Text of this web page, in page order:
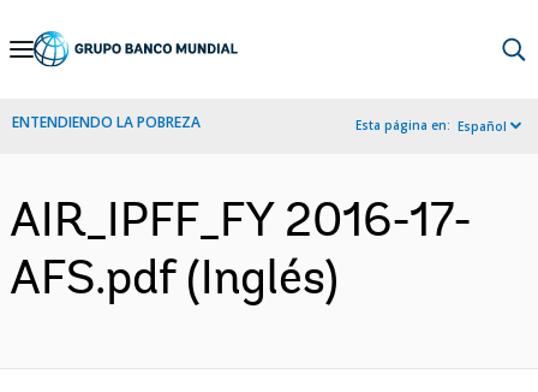
Skip
Navigation
ENTENDIENDO LA POBREZA Esta página en: Español
AIR_IPFF_FY 2016-17-
AFS.pdf (Inglés)